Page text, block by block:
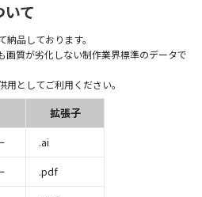
て
品しております。
画質が劣化しない制作業界標準のデータで
としてご利用ください。
拡張子
.ai
.pdf